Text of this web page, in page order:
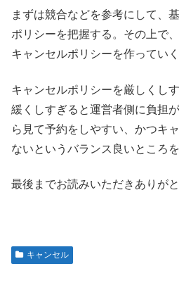
まずは競合などを参考にして、
ポリシーを把握する。その上で
キャンセルポリシーを作っていく
キャンセルポリシーを厳しくし
緩くしすぎると運営者側に負担
ら見て予約をしやすい、かつキ
ないというバランス良いところ
最後までお読みいただきありが
キャンセル